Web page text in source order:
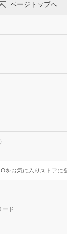
ページトップへ
をお気に入りストアに
ード